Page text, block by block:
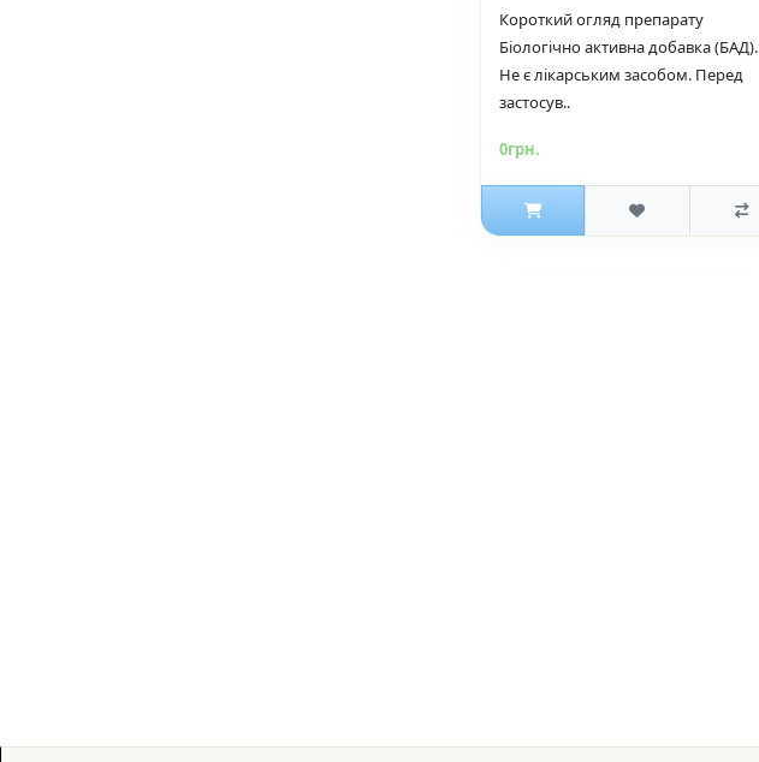
Короткий огляд препарату
Біологічно активна добавка (БАД).
Не є лікарським засобом. Перед
застосув..
0грн.